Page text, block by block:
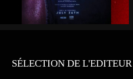
SÉLECTION DE L'EDITEUR